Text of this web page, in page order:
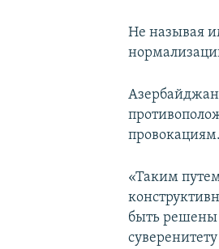
Не называя
провокациям.
«Таким
быть решены